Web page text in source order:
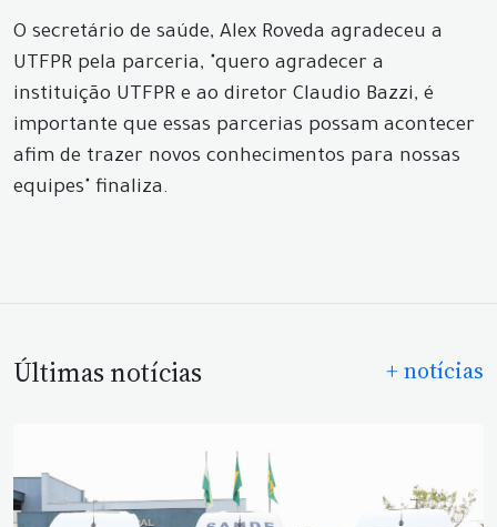
O secretário de saúde, Alex Roveda agradeceu a
UTFPR pela parceria, "quero agradecer a
instituição UTFPR e ao diretor Claudio Bazzi, é
importante que essas parcerias possam acontecer
afim de trazer novos conhecimentos para nossas
equipes" finaliza.
Últimas notícias + notícias